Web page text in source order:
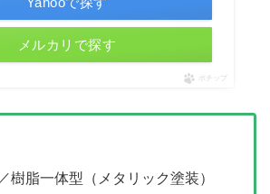
メルカリで探す
ポチップ
樹脂一体型（メタリック塗装）